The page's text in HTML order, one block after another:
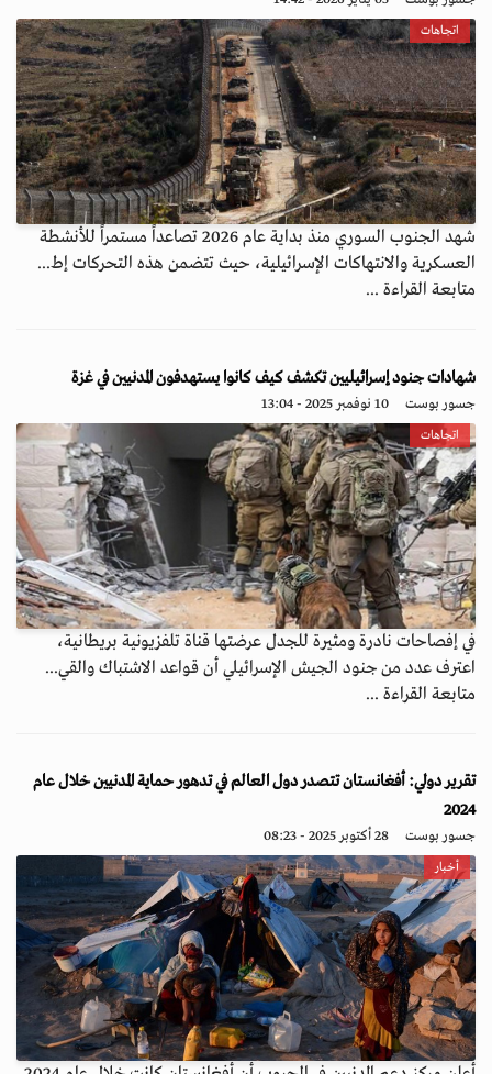
اتجاهات
شهد الجنوب السوري منذ بداية عام 2026 تصاعداً مستمراً للأنشطة
العسكرية والانتهاكات الإسرائيلية، حيث تتضمن هذه التحركات إط...
متابعة القراءة ...
شهادات جنود إسرائيليين تكشف كيف كانوا يستهدفون المدنيين في غزة
جسور بوست 10 نوفمبر 2025 - 13:04
اتجاهات
في إفصاحات نادرة ومثيرة للجدل عرضتها قناة تلفزيونية بريطانية،
اعترف عدد من جنود الجيش الإسرائيلي أن قواعد الاشتباك والقي...
متابعة القراءة ...
تقرير دولي: أفغانستان تتصدر دول العالم في تدهور حماية المدنيين خلال عام
2024
جسور بوست 28 أكتوبر 2025 - 08:23
أخبار